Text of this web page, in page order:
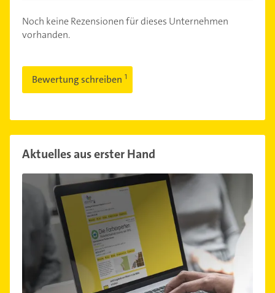
Noch keine Rezensionen für dieses Unternehmen
vorhanden.
Bewertung schreiben
Aktuelles aus erster Hand